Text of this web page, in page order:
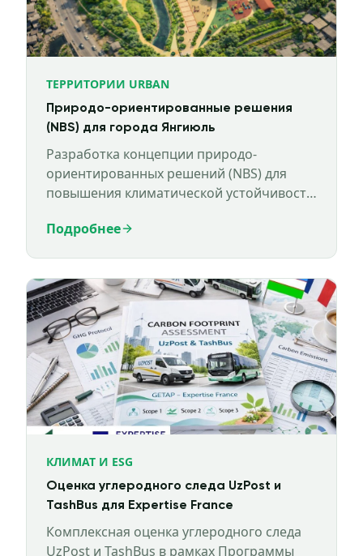
ТЕРРИТОРИИ URBAN
Природо-ориентированные решения
(NBS) для города Янгиюль
Разработка концепции природо-
ориентированных решений (NBS) для
повышения климатической устойчивости
Всемирного банка NBSOS.
Подробнее
КЛИМАТ И ESG
Оценка углеродного следа UzPost и
TashBus для Expertise France
Комплексная оценка углеродного следа
UzPost и TashBus в рамках Программы